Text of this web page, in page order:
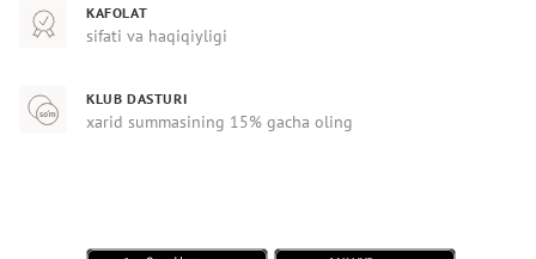
KAFOLAT
sifati va haqiqiyligi
KLUB DASTURI
xarid summasining 15% gacha oling